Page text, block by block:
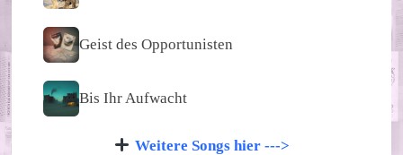
Geist des Opportunisten
Bis Ihr Aufwacht
Weitere Songs hier --->